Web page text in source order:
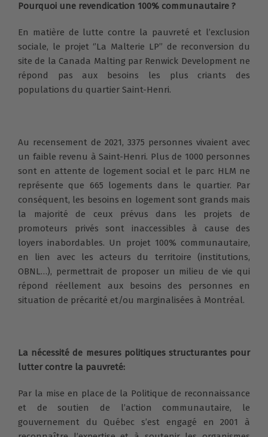
Pourquoi une revendication 100% communautaire ?
En matière de lutte contre la pauvreté et l’exclusion
sociale, le projet ‘’La Malterie LP’’ de reconversion du
site de la Canada Malting par Renwick Development ne
répond pas aux besoins les plus criants des
populations du quartier Saint-Henri.
Au recensement de 2021, 3375 personnes vivaient avec
un faible revenu à Saint-Henri. Plus de 1000 personnes
sont en attente de logement social et le parc HLM ne
représente que 665 logements dans le quartier. Par
conséquent, les besoins en logement sont grands mais
la majorité de ceux prévus dans les projets de
promoteurs privés sont inaccessibles à cause des
loyers inabordables. Un projet 100% communautaire,
en lien avec les acteurs du territoire (institutions,
OBNL…), permettrait de proposer un milieu de vie qui
répond réellement aux besoins des personnes en
situation de précarité et/ou marginalisées à Montréal.
La nécessité de mesures politiques structurantes pour
lutter contre la pauvreté:
Par la mise en place de la Politique de reconnaissance
et de soutien de l’action communautaire, le
gouvernement du Québec s’est engagé en 2001 à